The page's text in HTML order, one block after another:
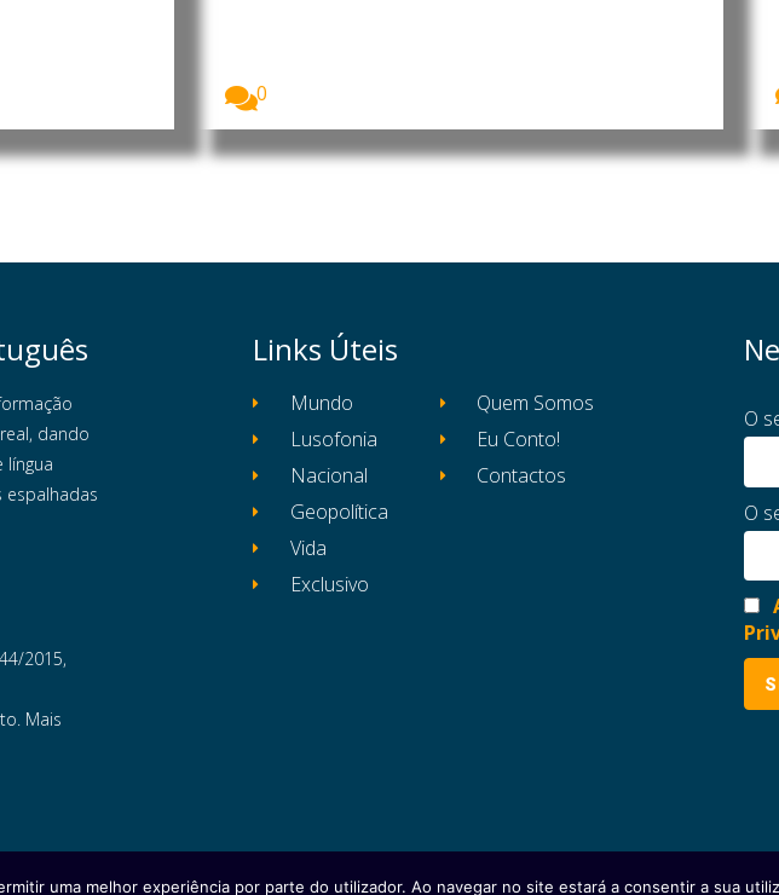
0
dando
língua
espalhadas
2015,
Mais
Links Úteis
Mundo
Lusofonia
Nacional
Geopolítica
Vida
Exclusivo
Quem Somos
Eu Conto!
Contactos
O
O
| Todos os direitos reservados Ficha Técnica Estatuto Editorial
uma melhor experiência por parte do utilizador. Ao navegar no site estará a consentir a sua